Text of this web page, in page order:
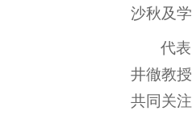
沙秋及
代
井徹教
共同关